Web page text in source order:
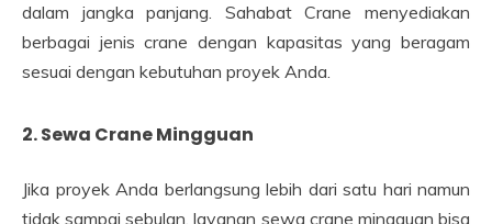
dalam jangka panjang. Sahabat Crane menyediakan
berbagai jenis crane dengan kapasitas yang beragam
sesuai dengan kebutuhan proyek Anda.
2. Sewa Crane Mingguan
Jika proyek Anda berlangsung lebih dari satu hari namun
tidak sampai sebulan, layanan sewa crane mingguan bisa